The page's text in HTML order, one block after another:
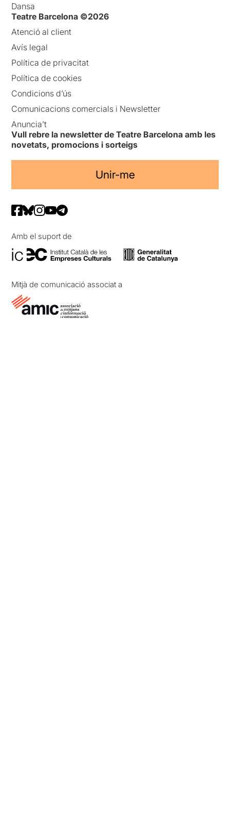
Dansa
Teatre Barcelona ©2026
Atenció al client
Avís legal
Política de privacitat
Política de cookies
Condicions d’ús
Comunicacions comercials i Newsletter
Anuncia’t
Vull rebre la newsletter de Teatre Barcelona amb les
novetats, promocions i sorteigs
Unir-me
Amb el suport de
Mitjà de comunicació associat a